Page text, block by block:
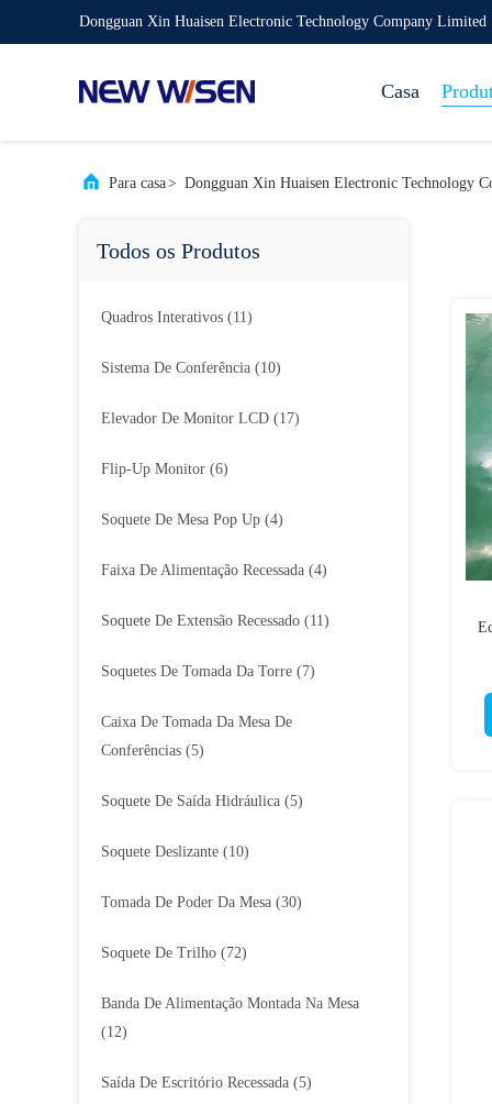
Dongguan Xin Huaisen Electronic Technology Company Limited
Casa
Para casa> Dongguan Xin Huaisen Electronic Technology
Todos os Produtos
Quadros Interativos (11)
Sistema De Conferência (10)
Elevador De Monitor LCD (17)
Flip-Up Monitor (6)
Soquete De Mesa Pop Up (4)
Faixa De Alimentação Recessada (4)
Soquete De Extensão Recessado (11)
Soquetes De Tomada Da Torre (7)
Caixa De Tomada Da Mesa De
Conferências (5)
Soquete De Saída Hidráulica (5)
Soquete Deslizante (10)
Tomada De Poder Da Mesa (30)
Soquete De Trilho (72)
Banda De Alimentação Montada Na Mesa
(12)
Saída De Escritório Recessada (5)